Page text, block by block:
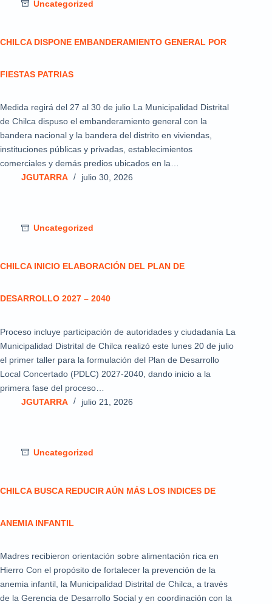
Uncategorized
CHILCA DISPONE EMBANDERAMIENTO GENERAL POR
FIESTAS PATRIAS
Medida regirá del 27 al 30 de julio La Municipalidad Distrital
de Chilca dispuso el embanderamiento general con la
bandera nacional y la bandera del distrito en viviendas,
instituciones públicas y privadas, establecimientos
comerciales y demás predios ubicados en la…
JGUTARRA
julio 30, 2026
Uncategorized
CHILCA INICIO ELABORACIÓN DEL PLAN DE
DESARROLLO 2027 – 2040
Proceso incluye participación de autoridades y ciudadanía La
Municipalidad Distrital de Chilca realizó este lunes 20 de julio
el primer taller para la formulación del Plan de Desarrollo
Local Concertado (PDLC) 2027-2040, dando inicio a la
primera fase del proceso…
JGUTARRA
julio 21, 2026
Uncategorized
CHILCA BUSCA REDUCIR AÚN MÁS LOS INDICES DE
ANEMIA INFANTIL
Madres recibieron orientación sobre alimentación rica en
Hierro Con el propósito de fortalecer la prevención de la
anemia infantil, la Municipalidad Distrital de Chilca, a través
de la Gerencia de Desarrollo Social y en coordinación con la